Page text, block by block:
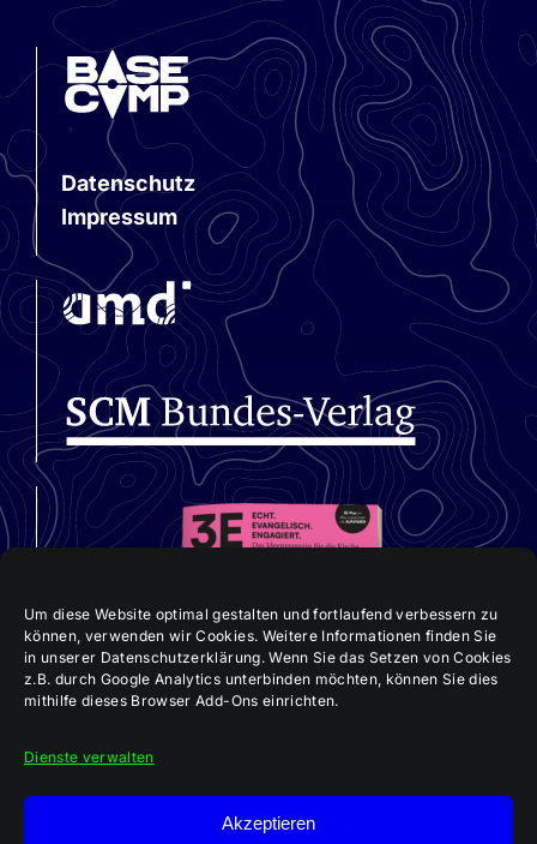
Um diese Website optimal gestalten und fortlaufend verbessern zu
können, verwenden wir Cookies. Weitere Informationen finden Sie
in unserer Datenschutzerklärung. Wenn Sie das Setzen von Cookies
z.B. durch Google Analytics unterbinden möchten, können Sie dies
mithilfe dieses Browser Add-Ons einrichten.
Dienste verwalten
Akzeptieren
Datenschutz
Impressum